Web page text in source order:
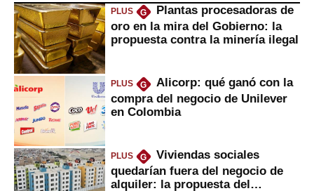
PLUS G
Plantas procesadoras de
oro en la mira del Gobierno: la
propuesta contra la minería ilegal
PLUS G
Alicorp: qué ganó con la
compra del negocio de Unilever
en Colombia
PLUS G
Viviendas sociales
quedarían fuera del negocio de
alquiler: la propuesta del